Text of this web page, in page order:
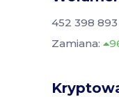
452 398
Zamiana: